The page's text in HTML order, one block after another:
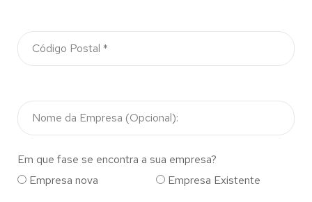
Em que fase se encontra a sua empresa?
Empresa nova
Empresa Existente